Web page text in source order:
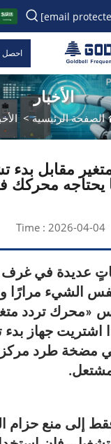
احصل
الأخبار
الصفحة الرئيسية>
مقابل
يحتاجه محركك
Time : 2026-04-04
عديدة في غرف
الشيء مرارًا
«محرك تردد
اشتريت جهاز
في مضخة طرد
إلى منع حزام